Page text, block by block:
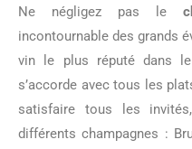
Ne négligez pas le
incontournable des grands
vin le plus réputé dans
s’accorde avec tous les
satisfaire tous les
différents champagnes :